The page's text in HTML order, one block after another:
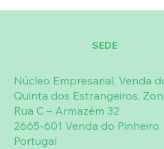
Japão Matcha 100%
último, mas não
folhas de Moringa
vida” pelas suas
botrytis cymosa,
nodosum, Fucus
officinale).
Núcleo Empresarial, Venda
Quinta dos Estrangeiros,
Rua C – Armazém 32
2665-601 Venda do Pinheiro
Portugal
SEDE